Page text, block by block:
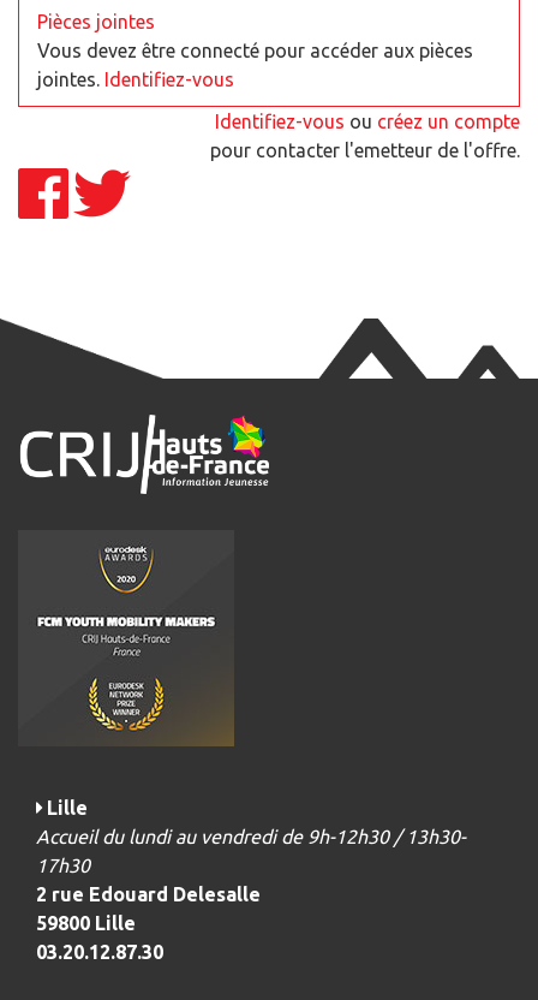
Pièces jointes
Vous devez être connecté pour accéder aux pièces
jointes. Identifiez-vous
Identifiez-vous ou créez un compte
pour contacter l'emetteur de l'offre.
Lille
Accueil du lundi au vendredi de 9h-12h30 / 13h30-
17h30
2 rue Edouard Delesalle
59800 Lille
03.20.12.87.30